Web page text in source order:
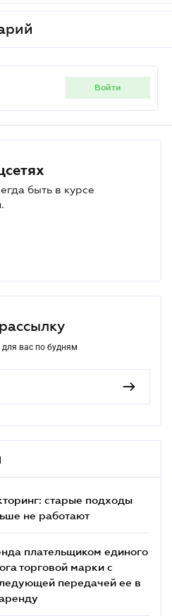
войти
быть в курсе
вас по будням
старые подходы
не работают
плательщиком единого
торговой марки с
передачей ее в